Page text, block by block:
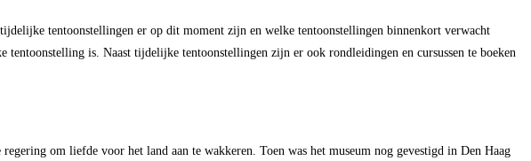
tentoonstellingen er op dit moment zijn en welke tentoonstellingen binnenkort verwacht
is. Naast tijdelijke tentoonstellingen zijn er ook rondleidingen en cursussen te boeken
om liefde voor het land aan te wakkeren. Toen was het museum nog gevestigd in Den Haag